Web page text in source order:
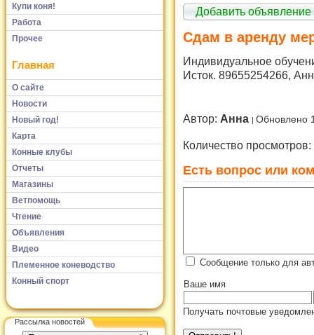
Купи коня!
Работа
Прочее
Главная
О сайте
Новости
Новый год!
Карта
Конные клубы
Отчеты
Магазины
Ветпомощь
Чтение
Объявления
Видео
Племенное коневодство
Конный спорт
Рассылка новостей
Добавить объявление
Сдам в аренду
Индивидуальное
Исток. 89655254266,
Автор: Анна Обновлено
Количество просмотров:
Есть вопрос или
Сообщение только для
Ваше имя
Получать почтовые